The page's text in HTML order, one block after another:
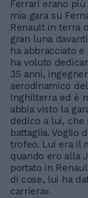
Ferrari erano
mia gara su
Renault in terra
gran luna
ha abbracciato
ha voluto
35 anni,
aerodinamico
Inghilterra ed è
abbia visto la
dedico a lui, che
battaglia. Voglio
trofeo. Lui era il
quando ero alla
portato in
di cose, lui ha
carriera».